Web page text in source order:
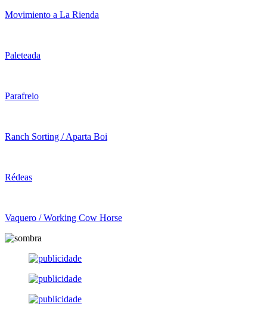
Movimiento a La Rienda
Paleteada
Parafreio
Ranch Sorting / Aparta Boi
Rédeas
Vaquero / Working Cow Horse